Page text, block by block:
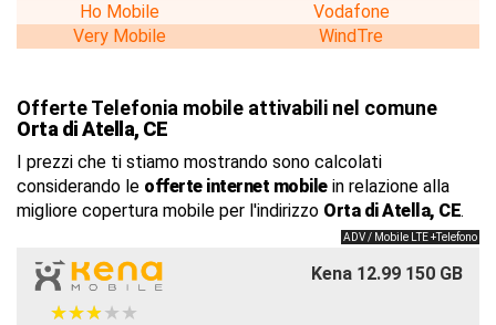
Ho Mobile
Vodafone
Very Mobile
WindTre
Offerte Telefonia mobile attivabili nel comune
Orta di Atella, CE
I prezzi che ti stiamo mostrando sono calcolati
considerando le offerte internet mobilein relazione alla
migliore copertura mobile per l'indirizzo Orta di Atella, CE.
ADV / Mobile LTE +Telefono
Kena 12.99 150 GB
★★★★★
★★★★★